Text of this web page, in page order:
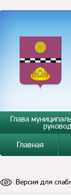
Глава
Главная
Версия для